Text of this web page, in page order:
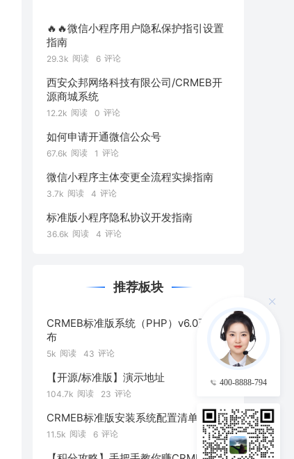
🔥🔥微信小程序用户隐私保护指引设置
指南
29.3k 阅读 6 评论
西安众邦网络科技有限公司/CRMEB开
源商城系统
12.2k 阅读 0 评论
如何申请开通微信公众号
67.6k 阅读 1 评论
微信小程序主体变更全流程实操指南
3.7k 阅读 4 评论
标准版小程序隐私协议开发指南
36.6k 阅读 4 评论
推荐板块
CRMEB标准版系统（PHP）v6.0正式发
布
5k 阅读 43 评论
【开源/标准版】演示地址
104.7k 阅读 23 评论
CRMEB标准版安装系统配置清单
11.5k 阅读 6 评论
400-8888-794